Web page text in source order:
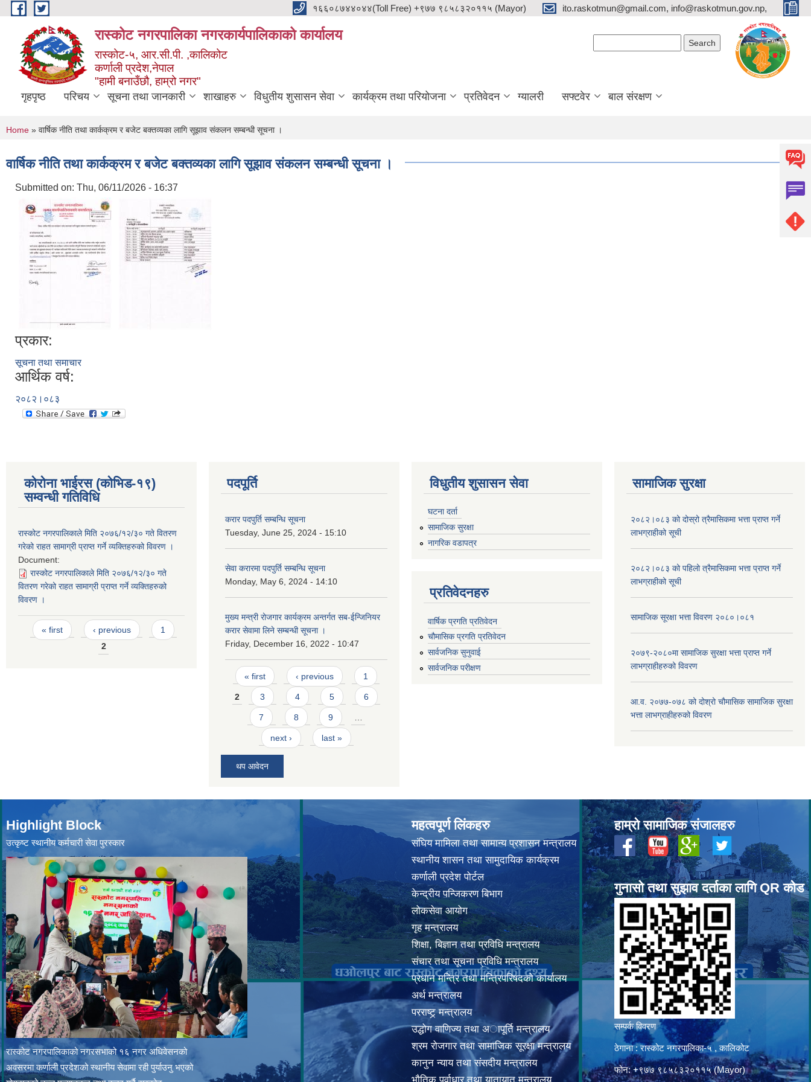
Skip to main content १६६०८७४४०४४(Toll Free) +९७७ ९८५८३२०११५ (Mayor) ito.raskotmun@gmail.com, info@raskotmun.gov.np,
रास्कोट नगरपालिका नगरकार्यपालिकाको कार्यालय
रास्कोट-५, आर.सी.पी. ,कालिकोट
कर्णाली प्रदेश,नेपाल
"हामी बनाउँछौ, हाम्रो नगर"
गृहपृष्ठ परिचय सूचना तथा जानकारी शाखाहरु विधुतीय शुसासन सेवा कार्यक्रम तथा परियोजना प्रतिवेदन ग्यालरी सफ्टवेर बाल संरक्षण
You are here
Home » वार्षिक नीति तथा कार्कक्रम र बजेट बक्तव्यका लागि सूझाव संकलन सम्बन्धी सूचना ।
वार्षिक नीति तथा कार्कक्रम र बजेट बक्तव्यका लागि सूझाव संकलन सम्बन्धी सूचना ।
Submitted on: Thu, 06/11/2026 - 16:37
प्रकार:
सूचना तथा समाचार
आर्थिक वर्ष:
२०८२।०८३
कोरोना भाईरस (कोभिड-१९)
सम्वन्धी गतिविधि
रास्कोट नगरपालिकाले मिति २०७६/१२/३० गते वितरण
गरेको राहत सामाग्री प्राप्त गर्ने व्यक्तिहरुको विवरण ।
Document:
रास्कोट नगरपालिकाले मिति २०७६/१२/३० गते
वितरण गरेको राहत सामाग्री प्राप्त गर्ने व्यक्तिहरुको
विवरण ।
Pages
« first ‹ previous
1
2
पदपूर्ति
करार पदपुर्ति सम्बन्धि सूचना
Tuesday, June 25, 2024 - 15:10
सेवा करारमा पदपुर्ति सम्बन्धि सूचना
Monday, May 6, 2024 - 14:10
मुख्य मन्त्री रोजगार कार्यक्रम अन्तर्गत सब-ईन्जिनियर
करार सेवामा लिने सम्बन्धी सूचना ।
Friday, December 16, 2022 - 10:47
Pages
« first ‹ previous 1
2 3 4 5 6
7 8 9
next › last »
थप आवेदन
विधुतीय शुसासन सेवा
घटना दर्ता
सामाजिक सुरक्षा
नागरिक वडापत्र
प्रतिवेदनहरु
वार्षिक प्रगति प्रतिवेदन
चौमासिक प्रगति प्रतिवेदन
सार्वजनिक सुनुवाई
सार्वजनिक परीक्षण
सामाजिक सुरक्षा
२०८२।०८३ को दोस्रो त्रैमासिकमा भत्ता प्राप्‍त गर्ने
लाभग्राहीको सूची
२०८२।०८३ को पहिलो त्रैमासिकमा भत्ता प्राप्‍त गर्ने
लाभग्राहीको सूची
सामाजिक सूरक्षा भत्ता विवरण २०८०।०८१
२०७९-२०८०मा सामाजिक सुरक्षा भत्ता प्राप्त गर्ने
लाभग्राहीहरुको विवरण
आ.व. २०७७-०७८ को दोश्रो चौमासिक सामाजिक सुरक्षा
भत्ता लाभग्राहीहरुको विवरण
Highlight Block
उत्‍कृष्ट स्थानीय कर्मचारी सेवा पुरस्कार
रास्कोट नगरपालिकाको नगरसभाको १६ नगर अधिवेसनको
अवसरमा कर्णाली प्रदेशको स्थानीय सेवामा रही पुर्याउनु भएको
महत्वपूर्ण लिंकहरु
संघिय मामिला तथा सामान्य प्रशासन मन्त्रालय
स्थानीय शासन तथा सामुदायिक कार्यक्रम
कर्णाली प्रदेश पोर्टल
केन्द्रीय पन्जिकरण बिभाग
लोकसेवा आयोग
गृह मन्त्रालय
शिक्षा, बिज्ञान तथा प्रविधि मन्त्रालय
संचार तथा सूचना प्रविधि मन्त्रालय
प्रधान मन्त्रि तथा मन्त्रिपरिषदको कार्यालय
अर्थ मन्त्रालय
परराष्ट्र् मन्त्रालय
उद्धोग वाणिज्य तथा अापूर्ति मन्त्रालय
श्रम रोजगार तथा सामाजिक सूरक्षा मन्त्रालय
कानुन न्याय तथा संसदीय मन्त्रालय
भाैतिक पूर्वाधार तथा यातायात मन्त्रालय
हाम्रो सामाजिक संजालहरु
गुनासो तथा सुझाव दर्ताका लागि QR कोड
सम्पर्क विवरण
ठेगाना : रास्कोट नगरपालिका-५ , कालिकोट
फोन: +९७७ ९८५८३२०११५ (Mayor)